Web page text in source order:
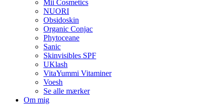
Mii Cosmetics
NUORI
Obsidoskin
Organic Conjac
Phytoceane
Sanic
Skinvisibles SPF
UKlash
VitaYummi Vitaminer
Voesh
Se alle mærker
Om mig